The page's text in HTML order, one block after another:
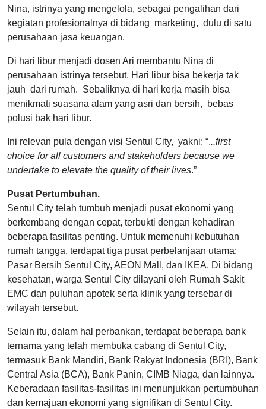
Nina, istrinya yang mengelola, sebagai pengalihan dari
kegiatan profesionalnya di bidang marketing, dulu di satu
perusahaan jasa keuangan.
Di hari libur menjadi dosen Ari membantu Nina di
perusahaan istrinya tersebut. Hari libur bisa bekerja tak
jauh dari rumah. Sebaliknya di hari kerja masih bisa
menikmati suasana alam yang asri dan bersih, bebas
polusi bak hari libur.
Ini relevan pula dengan visi Sentul City, yakni: “...first
choice for all customers and stakeholders because we
undertake to elevate the quality of their lives.”
Pusat Pertumbuhan.
Sentul City telah tumbuh menjadi pusat ekonomi yang
berkembang dengan cepat, terbukti dengan kehadiran
beberapa fasilitas penting. Untuk memenuhi kebutuhan
rumah tangga, terdapat tiga pusat perbelanjaan utama:
Pasar Bersih Sentul City, AEON Mall, dan IKEA. Di bidang
kesehatan, warga Sentul City dilayani oleh Rumah Sakit
EMC dan puluhan apotek serta klinik yang tersebar di
wilayah tersebut.
Selain itu, dalam hal perbankan, terdapat beberapa bank
ternama yang telah membuka cabang di Sentul City,
termasuk Bank Mandiri, Bank Rakyat Indonesia (BRI), Bank
Central Asia (BCA), Bank Panin, CIMB Niaga, dan lainnya.
Keberadaan fasilitas-fasilitas ini menunjukkan pertumbuhan
dan kemajuan ekonomi yang signifikan di Sentul City.